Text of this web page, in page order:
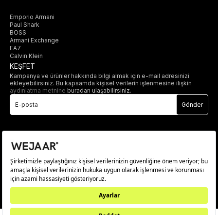
Emporio Armani
Paul Shark
BOSS
Armani Exchange
EA7
Calvin Klein
KEŞFET
Kampanya ve ürünler hakkında bilgi almak için e-mail adresinizi
ekleyebilirsiniz. Bu kapsamda kişisel verilerin işlenmesine ilişkin
aydınlatma metnine buradan ulaşabilirsiniz.
Gönder
© 2025 wejaar.com.tr. tüm hakları saklıdır.